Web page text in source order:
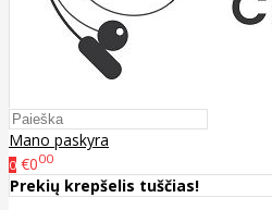
Mano paskyra
0 €000
Prekių krepšelis tuščias!